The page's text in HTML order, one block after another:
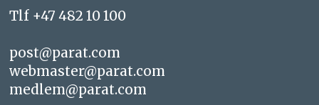
Tlf +47 482 10 100
post@parat.com
webmaster@parat.com
medlem@parat.com